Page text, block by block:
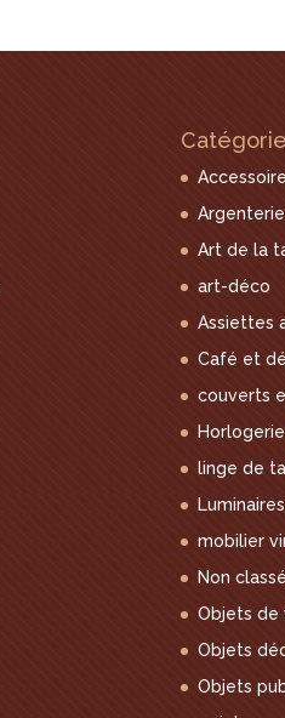
Argenterie
Art de la
art-déco
Assiettes
Café et
couverts
linge de
Luminaires
mobilier
Non classé
Objets
Objets
Objets